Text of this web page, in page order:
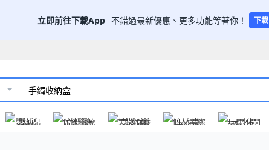
立即前往下載App 不錯過最新優惠、更多功能等著你！ 下載
嬰幼兒 保健醫療 美妝保養 個人清潔 玩具休閒